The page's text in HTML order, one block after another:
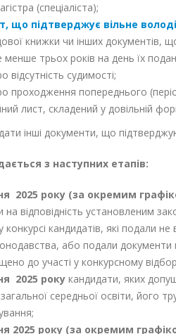
(спеціаліста);
що підтверджує вільне
книжки чи інших документів,
трьох років на день їх
відсутність судимості;
проходження попереднього
лист, складений у довільній
інші документи, що
з наступних етапів:
2025 року (за окремим
на відповідність установленим
конкурсі кандидатів, які подали
або подали документи
до участі у конкурсному
2025 року кандидати, яких
середньої освіти, його
2025 року (за окремим